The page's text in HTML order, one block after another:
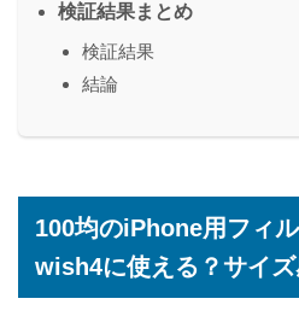
検証結果まとめ
検証結果
結論
100均のiPhone用フィ
wish4に使える？サイ